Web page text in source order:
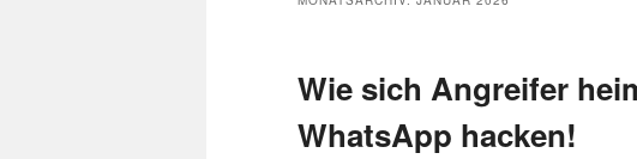
Wie sich Angreifer
WhatsApp hacken!